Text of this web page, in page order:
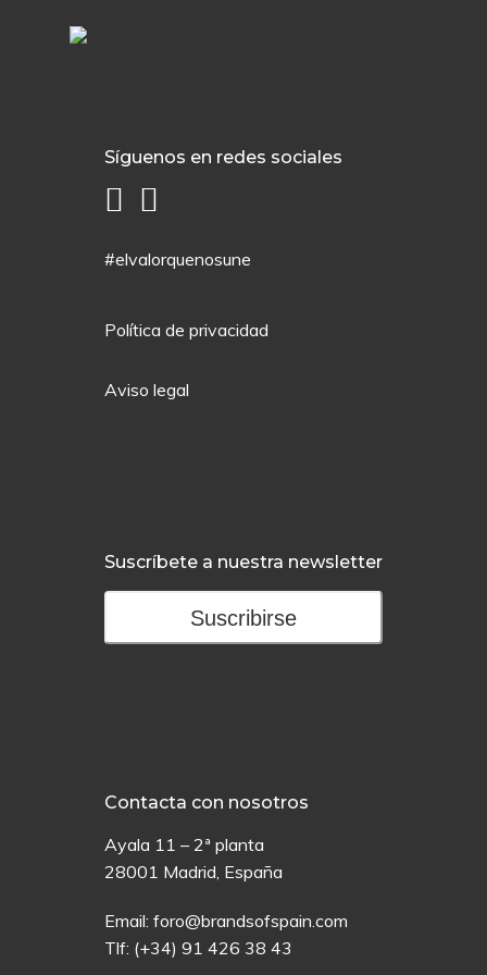
Síguenos en redes sociales
#elvalorquenosune
Política de privacidad
Aviso legal
Suscríbete a nuestra newsletter
Suscribirse
Contacta con nosotros
Ayala 11 – 2ª planta
28001 Madrid, España
Email: foro@brandsofspain.com
Tlf: (+34) 91 426 38 43